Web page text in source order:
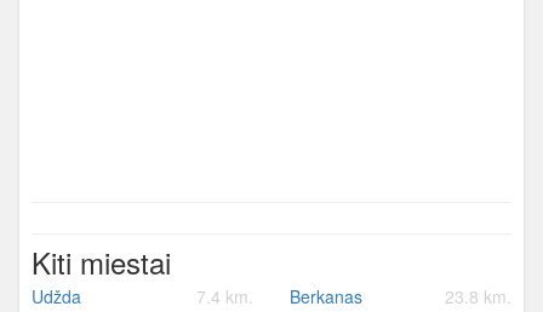
Kiti miestai
Udžda 7.4 km. Berkanas
23.8 km.